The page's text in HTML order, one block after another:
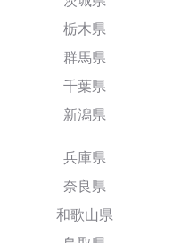
栃木県
群馬県
千葉県
新潟県
兵庫県
奈良県
和歌山県